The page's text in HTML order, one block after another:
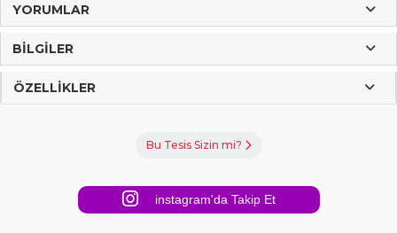
YORUMLAR
BILGILER
ÖZELLIKLER
Bu Tesis Sizin mi?
instagram'da Takip Et